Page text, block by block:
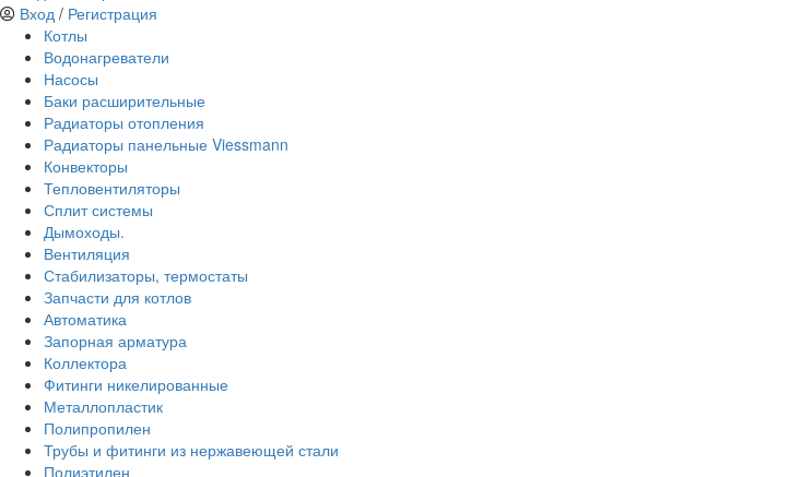
Вход / Регистрация
Котлы
Водонагреватели
Насосы
Баки расширительные
Радиаторы отопления
Радиаторы панельные Viessmann
Конвекторы
Тепловентиляторы
Сплит системы
Дымоходы.
Вентиляция
Стабилизаторы, термостаты
Запчасти для котлов
Автоматика
Запорная арматура
Коллектора
Фитинги никелированные
Металлопластик
Полипропилен
Трубы и фитинги из нержавеющей стали
Полиэтилен